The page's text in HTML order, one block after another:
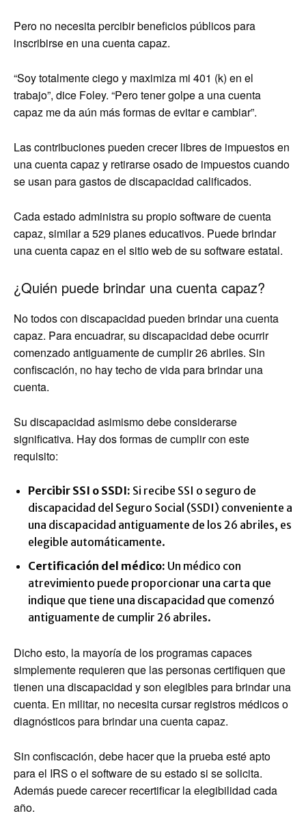
Pero no necesita percibir beneficios públicos para
inscribirse en una cuenta capaz.
“Soy totalmente ciego y maximiza mi 401 (k) en el
trabajo”, dice Foley. “Pero tener golpe a una cuenta
capaz me da aún más formas de evitar e cambiar”.
Las contribuciones pueden crecer libres de impuestos en
una cuenta capaz y retirarse osado de impuestos cuando
se usan para gastos de discapacidad calificados.
Cada estado administra su propio software de cuenta
capaz, similar a 529 planes educativos. Puede brindar
una cuenta capaz en el sitio web de su software estatal.
¿Quién puede brindar una cuenta capaz?
No todos con discapacidad pueden brindar una cuenta
capaz. Para encuadrar, su discapacidad debe ocurrir
comenzado antiguamente de cumplir 26 abriles. Sin
confiscación, no hay techo de vida para brindar una
cuenta.
Su discapacidad asimismo debe considerarse
significativa. Hay dos formas de cumplir con este
requisito:
Percibir SSI o SSDI: Si recibe SSI o seguro de
discapacidad del Seguro Social (SSDI) conveniente a
una discapacidad antiguamente de los 26 abriles, es
elegible automáticamente.
Certificación del médico: Un médico con
atrevimiento puede proporcionar una carta que
indique que tiene una discapacidad que comenzó
antiguamente de cumplir 26 abriles.
Dicho esto, la mayoría de los programas capaces
simplemente requieren que las personas certifiquen que
tienen una discapacidad y son elegibles para brindar una
cuenta. En militar, no necesita cursar registros médicos o
diagnósticos para brindar una cuenta capaz.
Sin confiscación, debe hacer que la prueba esté apto
para el IRS o el software de su estado si se solicita.
Además puede carecer recertificar la elegibilidad cada
año.